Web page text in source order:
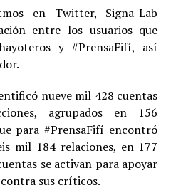
en Twitter, Signa_Lab
entre los usuarios que
y #PrensaFifí, así
nueve mil 428 cuentas
agrupados en 156
para #PrensaFifí encontró
mil 184 relaciones, en 177
se activan para apoyar
sus críticos.